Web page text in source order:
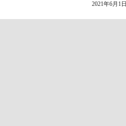
2021年6月1日